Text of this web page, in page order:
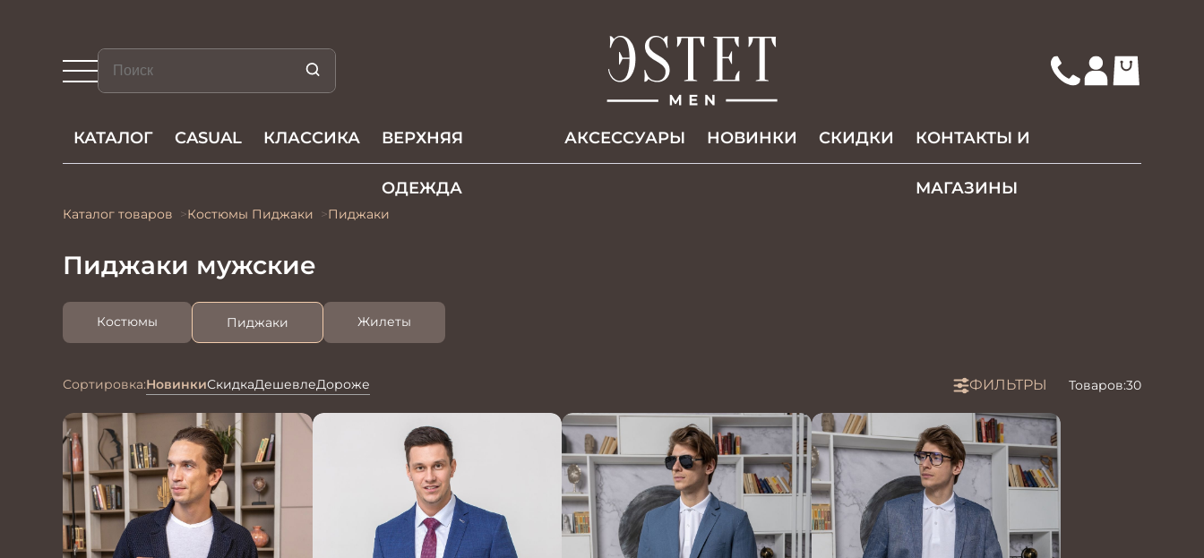
КАТАЛОГ CASUAL КЛАССИКА ВЕРХНЯЯ
ОДЕЖДА
АКCЕССУАРЫ НОВИНКИ СКИДКИ КОНТАКТЫ И
МАГАЗИНЫ
Каталог товаров Костюмы Пиджаки Пиджаки
Пиджаки мужские
Костюмы Пиджаки Жилеты
Сортировка:НовинкиСкидкаДешевлеДороже ФИЛЬТРЫ Товаров:30